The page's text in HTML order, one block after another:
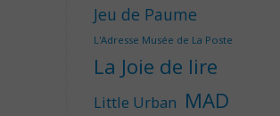
Jeu de Paume
L'Adresse Musée de La Poste
La Joie de lire
Little Urban MAD